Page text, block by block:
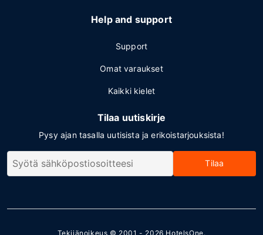
Help and support
Support
Omat varaukset
Kaikki kielet
Tilaa uutiskirje
Pysy ajan tasalla uutisista ja erikoistarjouksista!
Tilaa
Tekijänoikeus © 2001 - 2026 HotelsOne.